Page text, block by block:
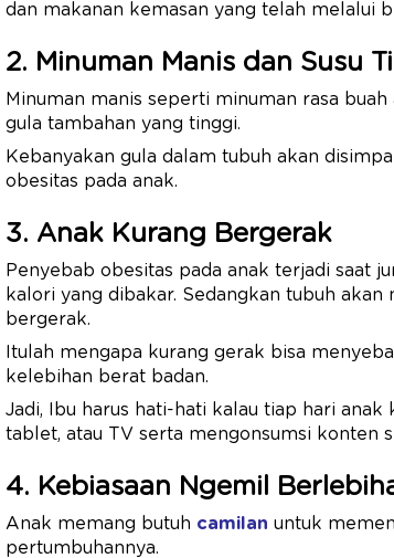
dan makanan kemasan yang telah melalui
2. Minuman Manis dan Susu
Minuman manis seperti minuman rasa
gula tambahan yang tinggi.
Kebanyakan gula dalam tubuh akan
obesitas pada anak.
3. Anak Kurang Bergerak
Penyebab obesitas pada anak terjadi saat
kalori yang dibakar. Sedangkan tubuh
bergerak.
Itulah mengapa kurang gerak bisa
kelebihan berat badan.
Jadi, Ibu harus hati-hati kalau tiap hari anak
tablet, atau TV serta mengonsumsi konten
4. Kebiasaan Ngemil
Anak memang butuh camilan untuk
pertumbuhannya.